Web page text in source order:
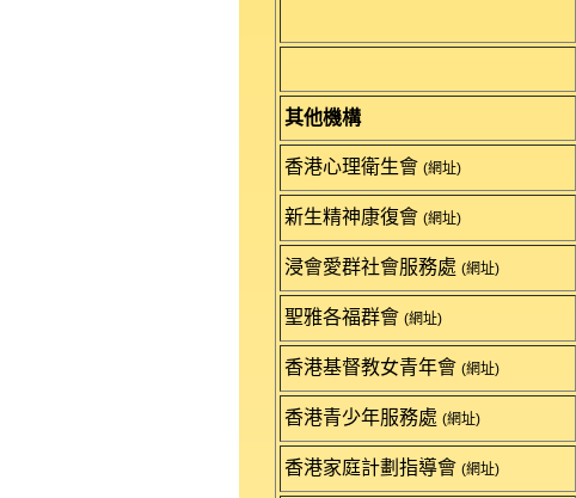
其他機構
香港心理衛生會 (網址)
新生精神康復會 (網址)
浸會愛群社會服務處 (網址)
聖雅各福群會 (網址)
香港基督教女青年會 (網址)
香港青少年服務處 (網址)
香港家庭計劃指導會 (網址)